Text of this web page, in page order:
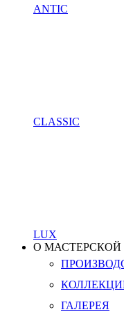
ANTIC
CLASSIC
LUX
О МАСТЕРСКОЙ
ГАЛЕРЕЯ